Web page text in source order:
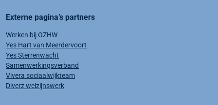
Externe pagina’s partners
Werken bij OZHW
Yes Hart van Meerdervoort
Yes Sterrenwacht
Samenwerkingsverband
Vivera sociaalwijkteam
Diverz welzijnswerk